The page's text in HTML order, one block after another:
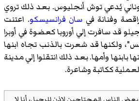
يُدعي توش أنجليوس. بعد ذلك تروي
وفنانة فيسان فرانسيسكو. اعتنت
سافرت إلي أوروبا كعضوة في أوبرا
قد شعرت بالذنب تجاه ابنها
وأمها. بعد ذلك انتقلوا إلي مدينة
ككاتبة وشاعرة.